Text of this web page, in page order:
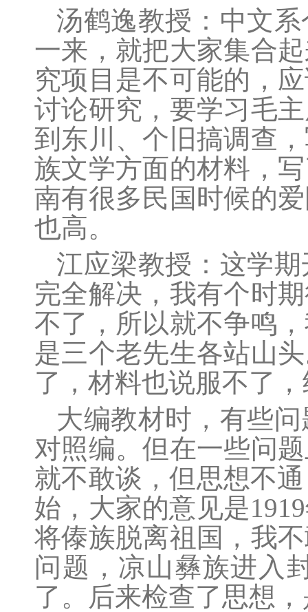
汤鹤逸教授：中文
一来，就把大家集合
究项目是不可能的，
讨论研究，要学习毛
到东川、个旧搞调查
族文学方面的材料，
南有很多民国时候的
也高。
江应梁教授：这学
完全解决，我有个时
不了，所以就不争鸣
是三个老先生各站山
了，材料也说服不了
大编教材时，有些
对照编。但在一些问
就不敢谈，但思想不
始，大家的意见是1919
将傣族脱离祖国，我
问题，凉山彝族进入
了。后来检查了思想